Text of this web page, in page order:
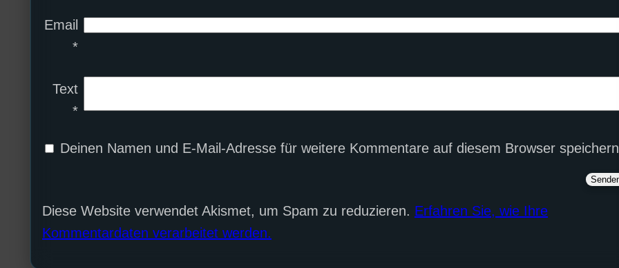
Email
*
Text
*
Deinen Namen und E-Mail-Adresse für weitere Kommentare auf diesem Browser
Diese Website verwendet Akismet, um Spam zu reduzieren. Erfahren Sie, wie Ihre
Kommentardaten verarbeitet werden.